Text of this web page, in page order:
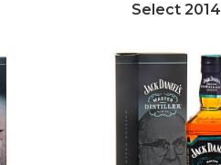
Select 2014